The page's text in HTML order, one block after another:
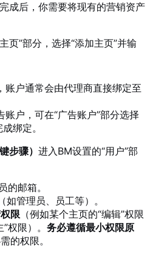
成后，你需要将现有的营销资产
页”部分，选择“添加主页”并输
账户通常会由代理商直接绑定至
账户，可在“广告账户”部分选择
绑定。
步骤） 进入BM设置的“用户”部
的邮箱。
如管理员、员工等）。
限 （例如某个主页的“编辑”权限
权限）。 务必遵循最小权限原
的权限。